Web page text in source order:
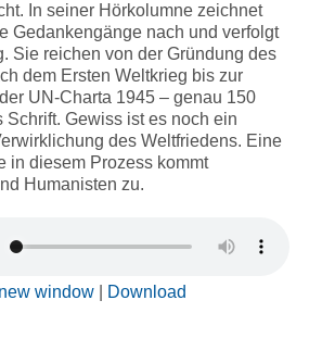
In seiner Hörkolumne zeichnet
Gedankengänge nach und verfolgt
Sie reichen von der Gründung des
dem Ersten Weltkrieg bis zur
UN-Charta 1945 – genau 150
Schrift. Gewiss ist es noch ein
des Weltfriedens. Eine
in diesem Prozess kommt
Humanisten zu.
window
Download